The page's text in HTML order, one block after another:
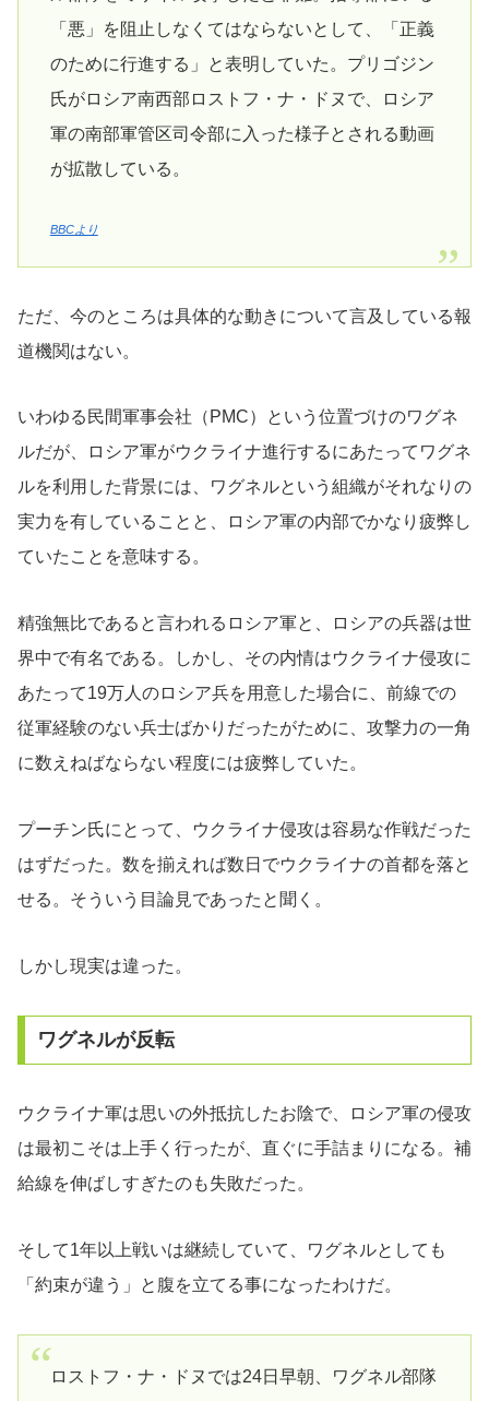
「悪」を阻止しなくてはならないとして、「正義
のために行進する」と表明していた。プリゴジン
氏がロシア南西部ロストフ・ナ・ドヌで、ロシア
軍の南部軍管区司令部に入った様子とされる動画
が拡散している。
BBCより
ただ、今のところは具体的な動きについて言及している報
道機関はない。
いわゆる民間軍事会社（PMC）という位置づけのワグネ
ルだが、ロシア軍がウクライナ進行するにあたってワグネ
ルを利用した背景には、ワグネルという組織がそれなりの
実力を有していることと、ロシア軍の内部でかなり疲弊し
ていたことを意味する。
精強無比であると言われるロシア軍と、ロシアの兵器は世
界中で有名である。しかし、その内情はウクライナ侵攻に
あたって19万人のロシア兵を用意した場合に、前線での
従軍経験のない兵士ばかりだったがために、攻撃力の一角
に数えねばならない程度には疲弊していた。
プーチン氏にとって、ウクライナ侵攻は容易な作戦だった
はずだった。数を揃えれば数日でウクライナの首都を落と
せる。そういう目論見であったと聞く。
しかし現実は違った。
ワグネルが反転
ウクライナ軍は思いの外抵抗したお陰で、ロシア軍の侵攻
は最初こそは上手く行ったが、直ぐに手詰まりになる。補
給線を伸ばしすぎたのも失敗だった。
そして1年以上戦いは継続していて、ワグネルとしても
「約束が違う」と腹を立てる事になったわけだ。
ロストフ・ナ・ドヌでは24日早朝、ワグネル部隊